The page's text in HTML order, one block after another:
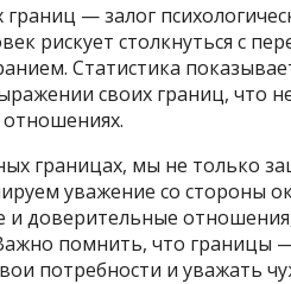
— залог
рискует столкнуться с
Статистика
своих границ, что
отношениях.
границах, мы не только
уважение со стороны
и доверительные
помнить, что границы
потребности и уважать